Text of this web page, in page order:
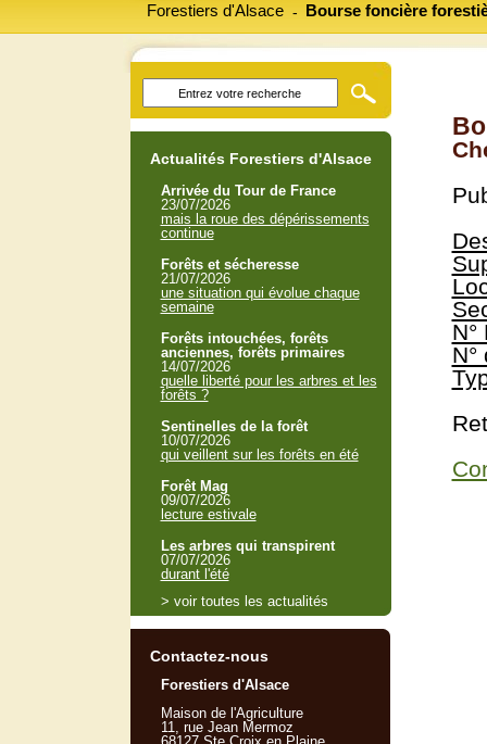
Forestiers d'Alsace Bourse foncière
-
N°
N°
Actualités Forestiers d'Alsace
Arrivée du Tour de France
23/07/2026
mais la roue des dépérissements
continue
Forêts et sécheresse
21/07/2026
une situation qui évolue chaque
semaine
Forêts intouchées, forêts
anciennes, forêts primaires
14/07/2026
quelle liberté pour les arbres et les
forêts ?
Sentinelles de la forêt
10/07/2026
qui veillent sur les forêts en été
Forêt Mag
09/07/2026
lecture estivale
Les arbres qui transpirent
07/07/2026
durant l'été
> voir toutes les actualités
Contactez-nous
Forestiers d'Alsace
Maison de l'Agriculture
11, rue Jean Mermoz